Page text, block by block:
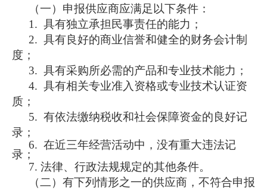
（一）申报供应商应满足以下条件：
1. 具有独立承担民事责任的能力；
2. 具有良好的商业信誉和健全的财务会计制
度；
3. 具有采购所必需的产品和专业技术能力；
4. 具有相关专业准入资格或专业技术认证资
质；
5. 有依法缴纳税收和社会保障资金的良好记
录；
6. 在近三年经营活动中，没有重大违法记
录；
7. 法律、行政法规规定的其他条件。
（二）有下列情形之一的供应商，不符合申报